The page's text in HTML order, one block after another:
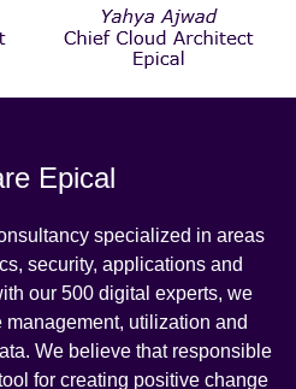
Epical
specialized in areas
security, applications and
our 500 digital experts, we
utilization and
We believe that responsible
for creating positive change